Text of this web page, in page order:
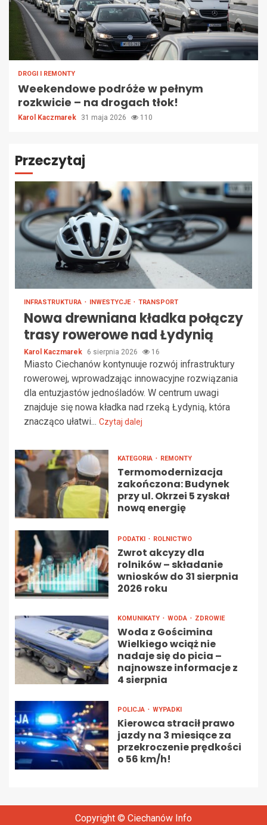
DROGI I REMONTY
Weekendowe podróże w pełnym
rozkwicie – na drogach tłok!
Karol Kaczmarek 31 maja 2026 110
Przeczytaj
INFRASTRUKTURA INWESTYCJE TRANSPORT
Nowa drewniana kładka połączy
trasy rowerowe nad Łydynią
Karol Kaczmarek 6 sierpnia 2026 16
Miasto Ciechanów kontynuuje rozwój infrastruktury
rowerowej, wprowadzając innowacyjne rozwiązania
dla entuzjastów jednośladów. W centrum uwagi
znajduje się nowa kładka nad rzeką Łydynią, która
znacząco ułatwi... Czytaj dalej
KATEGORIA REMONTY
Termomodernizacja
zakończona: Budynek
przy ul. Okrzei 5 zyskał
nową energię
PODATKI ROLNICTWO
Zwrot akcyzy dla
rolników – składanie
wniosków do 31 sierpnia
2026 roku
KOMUNIKATY WODA ZDROWIE
Woda z Gościmina
Wielkiego wciąż nie
nadaje się do picia –
najnowsze informacje z
4 sierpnia
POLICJA WYPADKI
Kierowca stracił prawo
jazdy na 3 miesiące za
przekroczenie prędkości
o 56 km/h!
Copyright © Ciechanów Info